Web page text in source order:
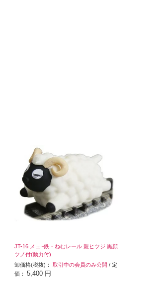
JT-16 メェ~鉄・ねむレール 親ヒツジ 黒顔
ツノ付(動力付)
卸価格(税抜)： 取引中の会員のみ公開 / 定
価： 5,400 円